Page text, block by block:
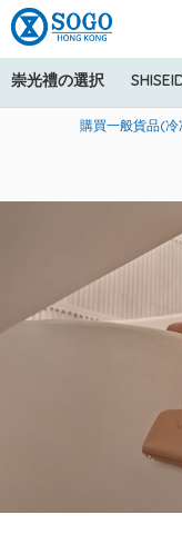
崇光禮の選択
美國運通
購買一般貨品(
寄送中國內地服務